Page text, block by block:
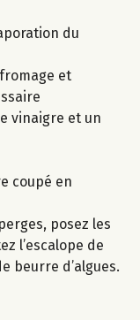
du
et
vinaigre et un
coupé en
posez les
l’escalope de
beurre d’algues.